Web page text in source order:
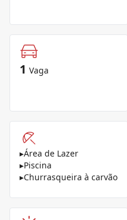
1 Vaga
▸Área de Lazer
▸Piscina
▸Churrasqueira à carvão